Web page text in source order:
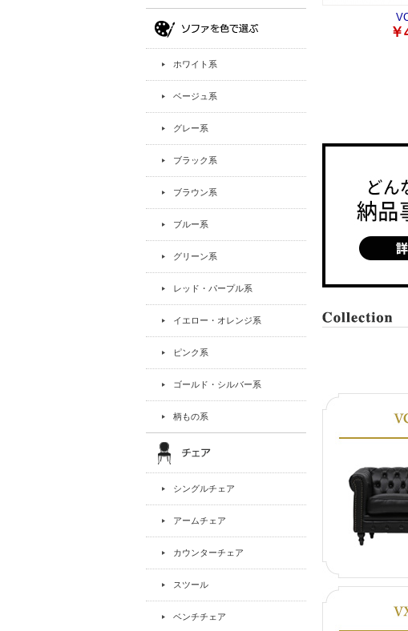
ホワイト系
ベージュ系
グレー系
ブラック系
ブラウン系
ブルー系
グリーン系
レッド・パープル系
イエロー・オレンジ系
ピンク系
ゴールド・シルバー系
柄もの系
シングルチェア
アームチェア
カウンターチェア
スツール
ベンチチェア